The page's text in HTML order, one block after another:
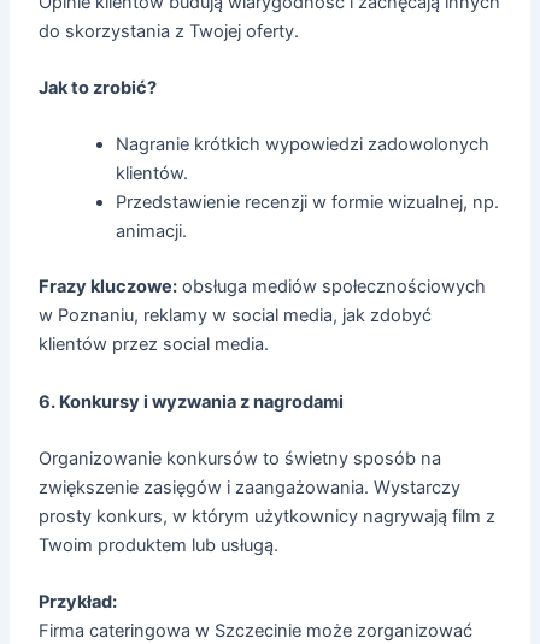
do skorzystania z Twojej oferty.
Jak to zrobić?
Nagranie krótkich wypowiedzi zadowolonych
klientów.
Przedstawienie recenzji w formie wizualnej, np.
animacji.
Frazy kluczowe: obsługa mediów społecznościowych
w Poznaniu, reklamy w social media, jak zdobyć
klientów przez social media.
6. Konkursy i wyzwania z nagrodami
Organizowanie konkursów to świetny sposób na
zwiększenie zasięgów i zaangażowania. Wystarczy
prosty konkurs, w którym użytkownicy nagrywają film z
Twoim produktem lub usługą.
Przykład:
Firma cateringowa w Szczecinie może zorganizować